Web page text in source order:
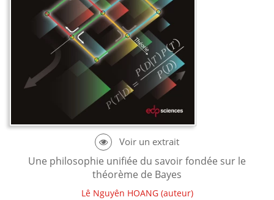
Une philosophie unifiée du savoir fondée sur le
théorème de Bayes
Lê Nguyên HOANG(auteur)